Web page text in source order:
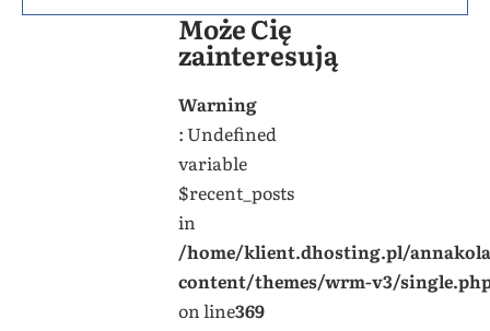
Może Cię
zainteresują
Warning
: Undefined
variable
$recent_posts
in
/home/klient.dhosting.pl/
content/themes/wrm-v3/
on line369